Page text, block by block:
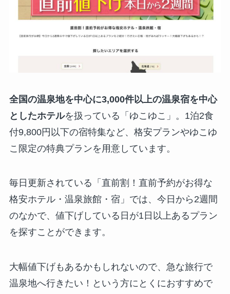
全国の温泉地を中心に3,000件以上の温泉宿を中心
としたホテルを扱っている「ゆこゆこ」。1泊2食
付9,800円以下の宿特集など、格安プランやゆこゆ
こ限定の特典プランを用意しています。
毎日更新されている「直前割！直前予約がお得な
格安ホテル・温泉旅館・宿」では、今日から2週間
のなかで、値下げしている日が1日以上あるプラン
を探すことができます。
大幅値下げもあるかもしれないので、急な旅行で
温泉地へ行きたい！という方にとくにおすすめで